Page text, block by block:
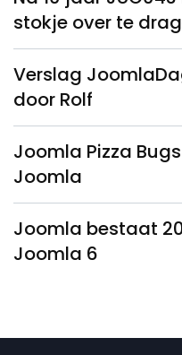
stokje over te
Verslag
door Rolf
Joomla Pizza
Joomla
Joomla bestaat
Joomla 6